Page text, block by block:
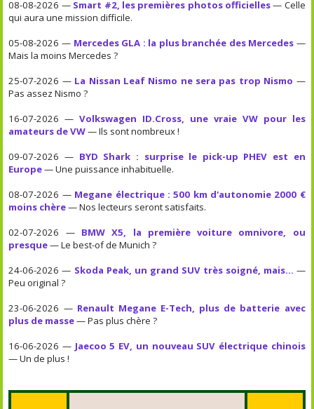
08-08-2026 — Smart #2, les premières photos officielles— Celle
qui aura une mission difficile.
05-08-2026 — Mercedes GLA : la plus branchée des Mercedes —
Mais la moins Mercedes ?
25-07-2026 — La Nissan Leaf Nismo ne sera pas trop Nismo —
Pas assez Nismo ?
16-07-2026 —Volkswagen ID.Cross, une vraie VW pour les
amateurs de VW— Ils sont nombreux !
09-07-2026 — BYD Shark : surprise le pick-up PHEV est en
Europe— Une puissance inhabituelle.
08-07-2026 — Megane électrique : 500 km d'autonomie 2000 €
moins chère— Nos lecteurs seront satisfaits.
02-07-2026 — BMW X5, la première voiture omnivore, ou
presque— Le best-of de Munich ?
24-06-2026 — Skoda Peak, un grand SUV très soigné, mais... —
Peu original ?
23-06-2026 — Renault Megane E-Tech, plus de batterie avec
plus de masse— Pas plus chère ?
16-06-2026 — Jaecoo 5 EV, un nouveau SUV électrique chinois
— Un de plus !